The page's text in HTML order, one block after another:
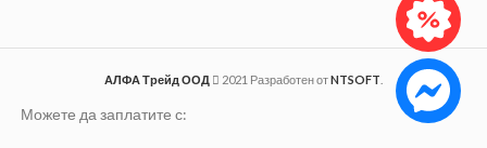
АЛФА Трейд ООД 2021 Разработен отNTSOFT
Можете да заплатите с: